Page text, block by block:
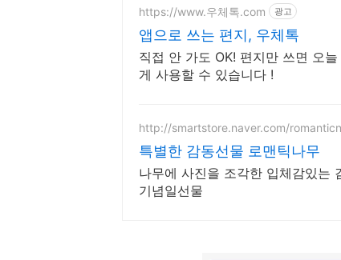
https://www.우체톡.com 광고
앱으로 쓰는 편지, 우체톡
직접 안 가도 OK! 편지만 쓰면 오
게 사용할 수 있습니다 !
http://smartstore.naver.com/
특별한 감동선물 로맨틱나무
나무에 사진을 조각한 입체감있는
기념일선물